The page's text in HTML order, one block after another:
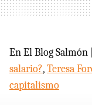
En El Blog Salmón |
salario?,Teresa
capitalismo